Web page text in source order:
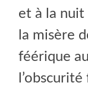
et à la nuit
la misère
féérique